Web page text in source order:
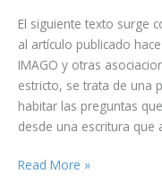
El siguiente texto surge
al artículo publicado
IMAGO y otras
estricto, se trata de una
habitar las preguntas
desde una escritura que
…
Read More »